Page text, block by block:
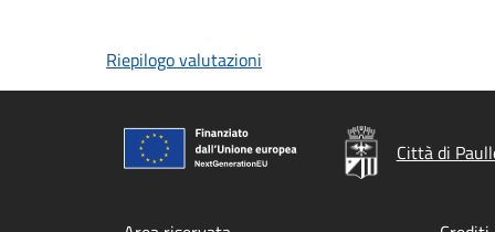
Riepilogo valutazioni
Città di